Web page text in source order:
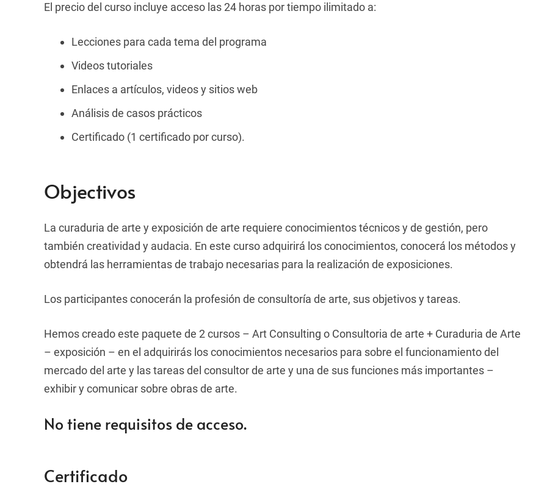
El precio del curso incluye acceso las 24 horas por tiempo ilimitado a:
Lecciones para cada tema del programa
Videos tutoriales
Enlaces a artículos, videos y sitios web
Análisis de casos prácticos
Certificado (1 certificado por curso).
Objectivos
La curaduria de arte y exposición de arte requiere conocimientos técnicos y de gestión, pero
también creatividad y audacia. En este curso adquirirá los conocimientos, conocerá los métodos y
obtendrá las herramientas de trabajo necesarias para la realización de exposiciones.
Los participantes conocerán la profesión de consultoría de arte, sus objetivos y tareas.
Hemos creado este paquete de 2 cursos – Art Consulting o Consultoria de arte + Curaduria de Arte
– exposición – en el adquirirás los conocimientos necesarios para sobre el funcionamiento del
mercado del arte y las tareas del consultor de arte y una de sus funciones más importantes –
exhibir y comunicar sobre obras de arte.
No tiene requisitos de acceso.
Certificado